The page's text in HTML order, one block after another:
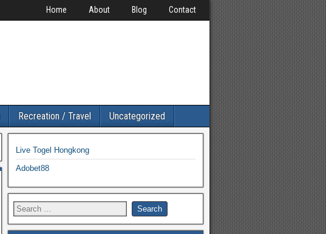
Home About Blog Contact
Recreation / Travel Uncategorized
Live Togel Hongkong
Adobet88